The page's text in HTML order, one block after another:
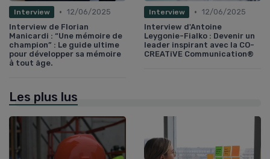
Interview • 12/06/2025
Interview de Florian
Manicardi : “Une mémoire de
champion” : Le guide ultime
pour développer sa mémoire
à tout âge.
Interview • 12/06/2025
Interview d'Antoine
Leygonie-Fialko : Devenir un
leader inspirant avec la CO-
CREATiVE Communication®
Les plus lus